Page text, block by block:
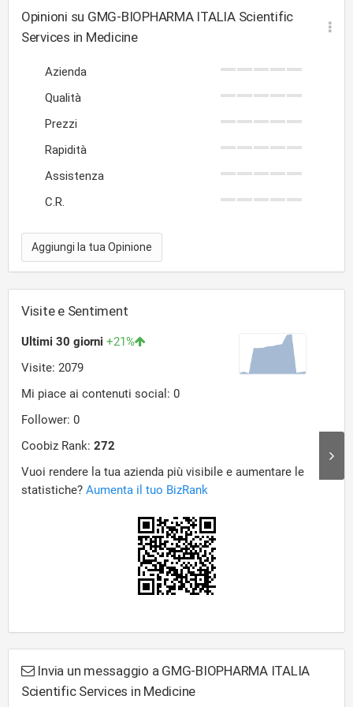
richiesto dalla normativa nazionale e comunitaria.
Inoltre, ci avvaliamo di partner tecnici in grado di
la filiera.
Opinioni su GMG-BIOPHARMA ITALIA Scientific
Services in Medicine
Azienda
Qualità
Prezzi
Rapidità
Assistenza
C.R.
Aggiungi la tua Opinione
Visite e Sentiment
Invia un messaggio a GMG-BIOPHARMA ITALIA
Scientific Services in Medicine